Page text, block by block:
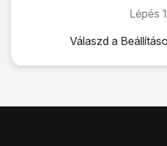
Lépés
Válaszd a
Válaszd aBeállítások